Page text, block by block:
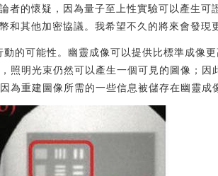
者的懷疑，因為量子至上性實驗可以產生
和其他加密協議。我希望不久的將來會發
的可能性。幽靈成像可以提供比標準成像
照明光束仍然可以產生一個可見的圖像；因
為重建圖像所需的一些信息被儲存在幽靈成